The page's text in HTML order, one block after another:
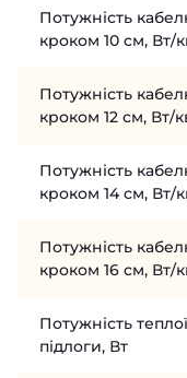
Потужність
кроком 10 см, Вт/
Потужність
кроком 12 см, Вт/
Потужність
кроком 14 см, Вт/
Потужність
кроком 16 см, Вт/
Потужність теплої
підлоги, Вт